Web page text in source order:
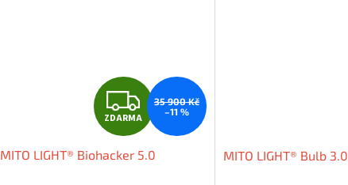
Z
D
A
ZDARMA
35 900 Kč
–11 %
MITO LIGHT® Biohacker 5.0 MITO LIGHT® Bulb 3.0